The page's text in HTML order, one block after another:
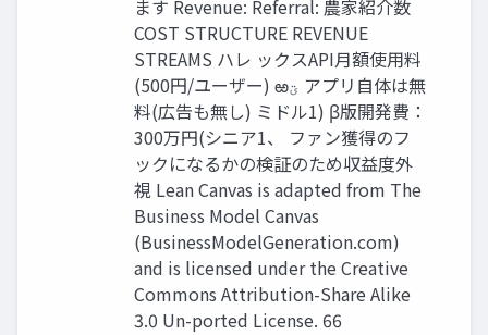
ます Revenue: Referral: 農家紹介数
COST STRUCTURE REVENUE
STREAMS ハレ ックスAPI⽉額使⽤料
(500円/ユーザー) ఱ‫ؾ‬ アプリ⾃体は無
料(広告も無し) ミドル1) β版開発費：
300万円(シニア1、 ファン獲得のフ
ックになるかの検証のため収益度外
視 Lean Canvas is adapted from The
Business Model Canvas
(BusinessModelGeneration.com)
and is licensed under the Creative
Commons Attribution-Share Alike
3.0 Un-ported License. 66